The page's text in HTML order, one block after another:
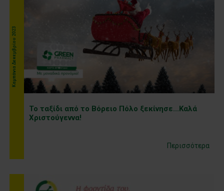
Καμπάνια Δεκεμβρίου 2023
Το ταξίδι από το Βόρειο Πόλο ξεκίνησε...Καλά
Χριστούγεννα!
Περισσότερα